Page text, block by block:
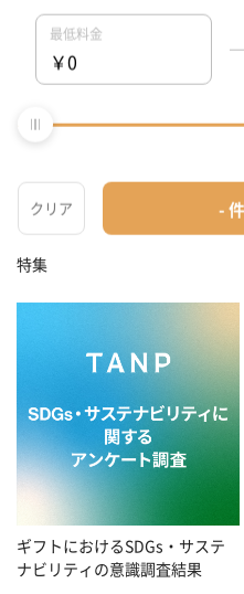
ギフトを豪華に彩るオプション
特集
ギフトにおけるSDGs・サステ
ナビリティの意識調査結果